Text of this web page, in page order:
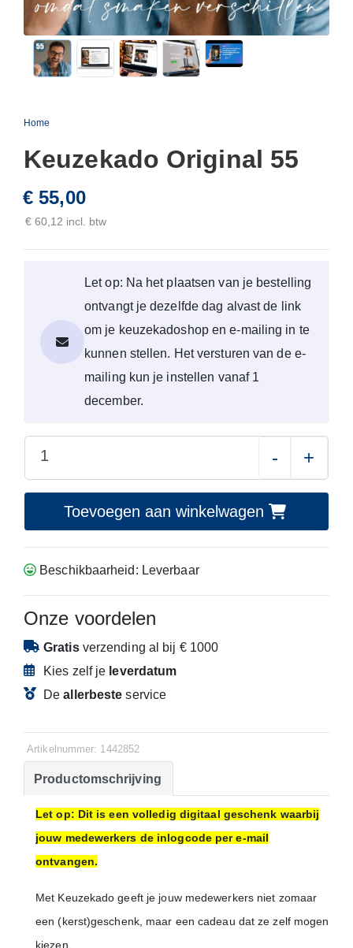
Home
Keuzekado Original 55
€ 55,00
€ 60,12 incl. btw
Let op: Na het plaatsen van je bestelling
ontvangt je dezelfde dag alvast de link
om je keuzekadoshop en e-mailing in te
kunnen stellen. Het versturen van de e-
mailing kun je instellen vanaf 1
december.
- +
Toevoegen aan winkelwagen
Beschikbaarheid: Leverbaar
Onze voordelen
Gratisverzending al bij € 1000
Kies zelf je leverdatum
Deallerbeste service
Artikelnummer: 1442852
Productomschrijving
Let op: Dit is een volledig digitaal geschenk waarbij
jouw medewerkers de inlogcode per e-mail
ontvangen.
Met Keuzekado geeft je jouw medewerkers niet zomaar
een (kerst)geschenk, maar een cadeau dat ze zelf mogen
kiezen.